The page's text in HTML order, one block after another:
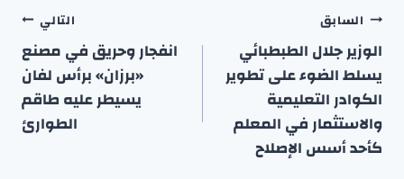
تصفّح
المقالات
السابق
الوزير جلال الطبطبائي
يسلط الضوء على تطوير
الكوادر التعليمية
والاستثمار في المعلم
كأحد أسس الإصلاح
التالي
انفجار وحريق في مصنع
«برزان» برأس لفان
يسيطر عليه طاقم
الطوارئ